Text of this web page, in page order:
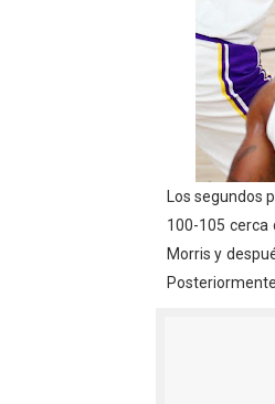
Los segundos
100-105
Morris y